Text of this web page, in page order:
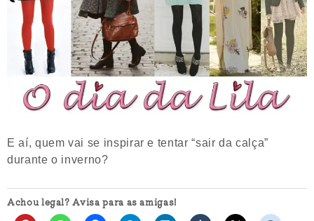
E aí, quem vai se inspirar e tentar “sair da calça”
durante o inverno?
Achou legal? Avisa para as amigas!